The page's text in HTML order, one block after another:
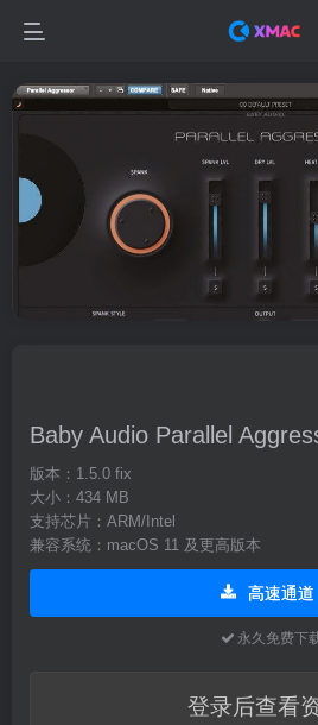
Baby Audio Parallel
版本：1.5.0 fix
大小：434 MB
支持芯片：ARM/Intel
兼容系统：macOS 11 及更高版本
高速通道
永久免费下
登录后查看